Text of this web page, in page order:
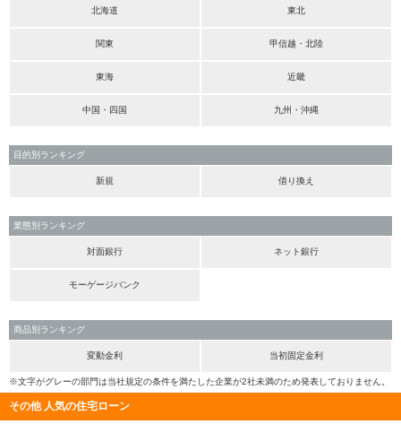
北海道 東北
関東 甲信越・北陸
東海 近畿
中国・四国 九州・沖縄
目的別ランキング
新規 借り換え
業態別ランキング
対面銀行 ネット銀行
モーゲージバンク
商品別ランキング
変動金利 当初固定金利
※文字がグレーの部門は当社規定の条件を満たした企業が2社未満のため発表しておりません。
その他 人気の住宅ローン